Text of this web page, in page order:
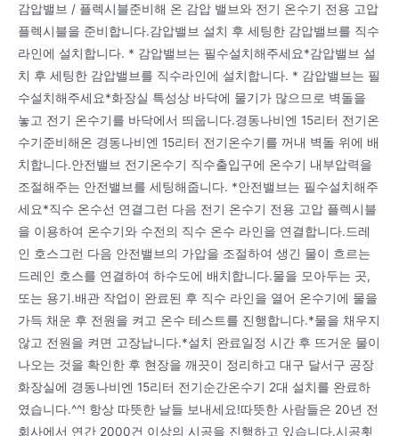
감압밸브 / 플렉시블준비해 온 감압 밸브와 전기 온수기 전용 고압
플렉시블을 준비합니다.감압밸브 설치 후 세팅한 감압밸브를 직수
라인에 설치합니다. * 감압밸브는 필수설치해주세요*감압밸브 설
치 후 세팅한 감압밸브를 직수라인에 설치합니다. * 감압밸브는 필
수설치해주세요*화장실 특성상 바닥에 물기가 많으므로 벽돌을
놓고 전기 온수기를 바닥에서 띄웁니다.경동나비엔 15리터 전기온
수기준비해온 경동나비엔 15리터 전기온수기를 꺼내 벽돌 위에 배
치합니다.안전밸브 전기온수기 직수출입구에 온수기 내부압력을
조절해주는 안전밸브를 세팅해줍니다. *안전밸브는 필수설치해주
세요*직수 온수선 연결그런 다음 전기 온수기 전용 고압 플렉시블
을 이용하여 온수기와 수전의 직수 온수 라인을 연결합니다.드레
인 호스그런 다음 안전밸브의 가압을 조절하여 생긴 물이 흐르는
드레인 호스를 연결하여 하수도에 배치합니다.물을 모아두는 곳,
또는 용기.배관 작업이 완료된 후 직수 라인을 열어 온수기에 물을
가득 채운 후 전원을 켜고 온수 테스트를 진행합니다.*물을 채우지
않고 전원을 켜면 고장납니다.*설치 완료일정 시간 후 뜨거운 물이
나오는 것을 확인한 후 현장을 깨끗이 정리하고 대구 달서구 공장
화장실에 경동나비엔 15리터 전기순간온수기 2대 설치를 완료하
였습니다.^^! 항상 따뜻한 날들 보내세요!따뜻한 사람들은 20년 전
회사에서 연간 2000건 이상의 시공을 진행하고 있습니다.시공횟